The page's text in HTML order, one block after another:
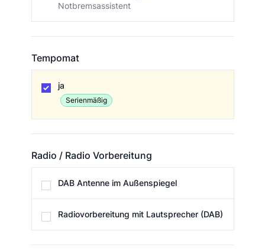
Notbremsassistent
Tempomat
ja
Serienmäßig
Radio / Radio Vorbereitung
DAB Antenne im Außenspiegel
Radiovorbereitung mit Lautsprecher (DAB)